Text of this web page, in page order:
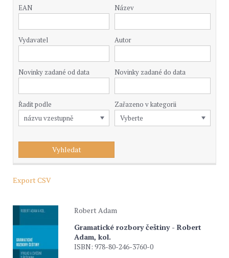
EAN Název
Vydavatel Autor
Novinky zadané od data Novinky zadané do data
Řadit podle Zařazeno v kategorii
Export CSV
Robert Adam
Gramatické rozbory češtiny - Robert
Adam, kol.
ISBN: 978-80-246-3760-0